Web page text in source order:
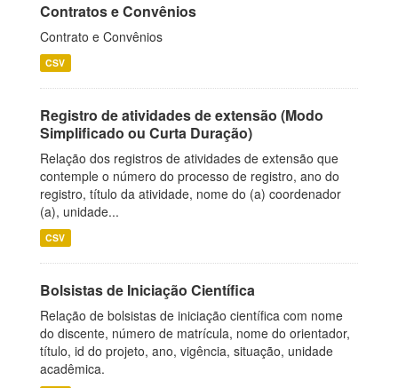
Contratos e Convênios
Contrato e Convênios
CSV
Registro de atividades de extensão (Modo
Simplificado ou Curta Duração)
Relação dos registros de atividades de extensão que
contemple o número do processo de registro, ano do
registro, título da atividade, nome do (a) coordenador
(a), unidade...
CSV
Bolsistas de Iniciação Científica
Relação de bolsistas de iniciação científica com nome
do discente, número de matrícula, nome do orientador,
título, id do projeto, ano, vigência, situação, unidade
acadêmica.